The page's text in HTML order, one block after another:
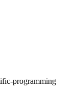
programming